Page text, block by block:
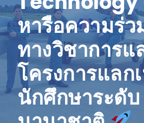
หารือความร่ว
ทางวิชาการแ
โครงการแลก
นักศึกษาระดับ